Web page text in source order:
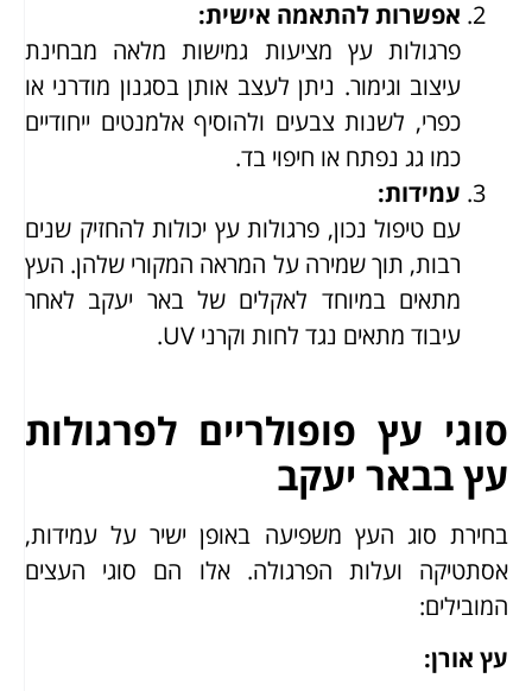
אפשרות להתאמה אישית:
פרגולות עץ מציעות גמישות מלאה מבחינת
עיצוב וגימור. ניתן לעצב אותן בסגנון מודרני או
כפרי, לשנות צבעים ולהוסיף אלמנטים ייחודיים
כמו גג נפתח או חיפוי בד.
עמידות:
עם טיפול נכון, פרגולות עץ יכולות להחזיק שנים
רבות, תוך שמירה על המראה המקורי שלהן. העץ
מתאים במיוחד לאקלים של באר יעקב לאחר
עיבוד מתאים נגד לחות וקרני UV.
סוגי עץ פופולריים לפרגולות
עץ בבאר יעקב
בחירת סוג העץ משפיעה באופן ישיר על עמידות,
אסתטיקה ועלות הפרגולה. אלו הם סוגי העצים
המובילים:
עץ אורן: